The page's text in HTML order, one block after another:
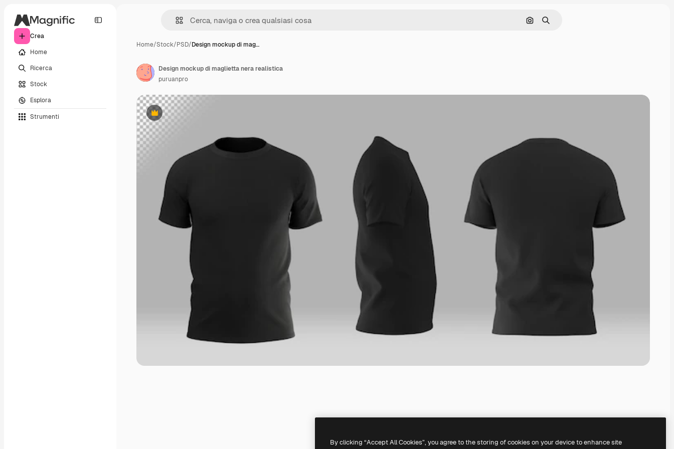
Crea
Home
Ricerca
Stock
Esplora
Strumenti
Cerca per immagine
Ricerca
Home/Stock/PSD/Design mockup di mag…
Premium
Design mockup di maglietta nera realistica
puruanpro
By clicking “Accept All Cookies”, you agree to the storing of cookies on your device to enhance site